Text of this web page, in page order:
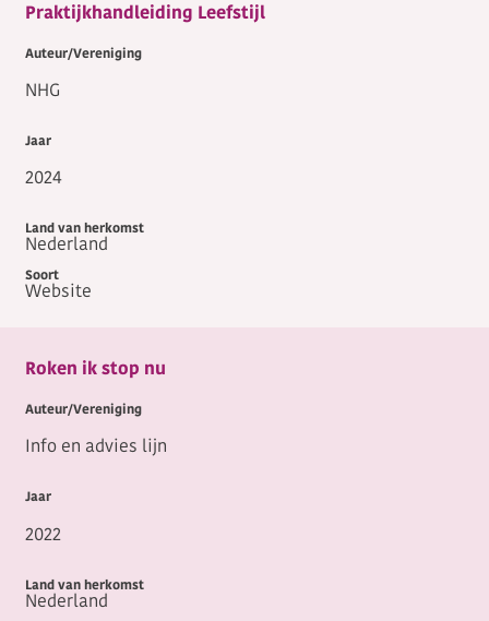
Praktijkhandleiding Leefstijl
NHG
2024
Nederland
Website
Roken ik stop nu
Info en advies lijn
2022
Nederland